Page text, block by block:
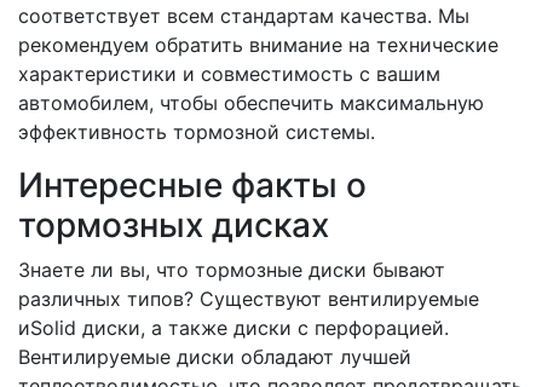
соответствует всем стандартам качества. Мы
рекомендуем обратить внимание на технические
характеристики и совместимость с вашим
автомобилем, чтобы обеспечить максимальную
эффективность тормозной системы.
Интересные факты о
тормозных дисках
Знаете ли вы, что тормозные диски бывают
различных типов? Существуют вентилируемые
иSolid диски, а также диски с перфорацией.
Вентилируемые диски обладают лучшей